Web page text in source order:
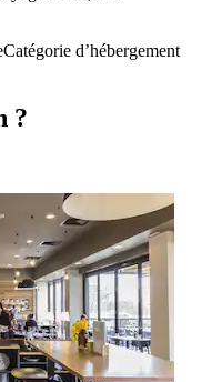
Catégorie d’hébergement
?